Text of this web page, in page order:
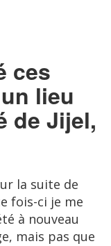
ces
lieu
de Jijel,
la suite de
fois-ci je me
à nouveau
mais pas que